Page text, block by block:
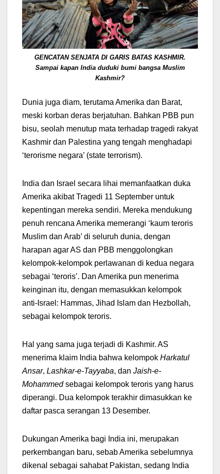
GENCATAN SENJATA DI GARIS BATAS KASHMIR.
Sampai kapan India duduki bumi bangsa Muslim
Kashmir?
Dunia juga diam, terutama Amerika dan Barat,
meski korban deras berjatuhan. Bahkan PBB pun
bisu, seolah menutup mata terhadap tragedi rakyat
Kashmir dan Palestina yang tengah menghadapi
‘terorisme negara’ (state terrorism).
India dan Israel secara lihai memanfaatkan duka
Amerika akibat Tragedi 11 September untuk
kepentingan mereka sendiri. Mereka mendukung
penuh rencana Amerika memerangi ‘kaum teroris
Muslim dan Arab’ di seluruh dunia, dengan
harapan agar AS dan PBB menggolongkan
kelompok-kelompok perlawanan di kedua negara
sebagai ‘teroris’. Dan Amerika pun menerima
keinginan itu, dengan memasukkan kelompok
anti-Israel: Hammas, Jihad Islam dan Hezbollah,
sebagai kelompok teroris.
Hal yang sama juga terjadi di Kashmir. AS
menerima klaim India bahwa kelompok Harkatul
Ansar, Lashkar-e-Tayyaba, dan Jaish-e-
Mohammedsebagai kelompok teroris yang harus
diperangi. Dua kelompok terakhir dimasukkan ke
daftar pasca serangan 13 Desember.
Dukungan Amerika bagi India ini, merupakan
perkembangan baru, sebab Amerika sebelumnya
dikenal sebagai sahabat Pakistan, sedang India